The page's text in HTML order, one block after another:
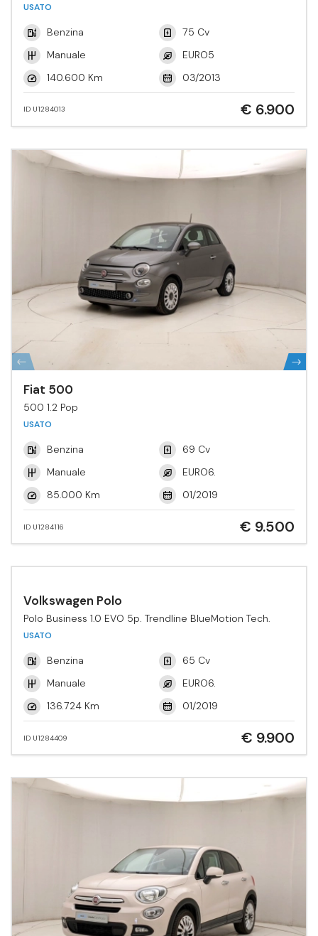
USATO
Benzina
75 Cv
Manuale
EURO5
140.600 Km
03/2013
ID U1284013 € 6.900
Fiat 500
500 1.2 Pop
USATO
Benzina
69 Cv
Manuale
EURO6.
85.000 Km
01/2019
ID U1284116 € 9.500
Volkswagen Polo
Polo Business 1.0 EVO 5p. Trendline BlueMotion Tech.
USATO
Benzina
65 Cv
Manuale
EURO6.
136.724 Km
01/2019
ID U1284409 € 9.900